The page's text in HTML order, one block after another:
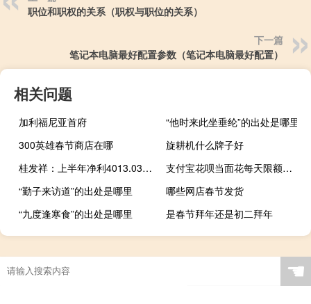
职位和职权的关系（职权与职位的关系）
下一篇
笔记本电脑最好配置参数（笔记本电脑最好配置）
相关问题
加利福尼亚首府
“他时来此坐垂纶”的出处是哪里
300英雄春节商店在哪
旋耕机什么牌子好
桂发祥：上半年净利4013.03万元 同比扭亏
支付宝花呗当面花每天限额吗（支付宝花呗当面花怎么用）
“勤子来访道”的出处是哪里
哪些网店春节发货
“九度逢寒食”的出处是哪里
是春节拜年还是初二拜年
☚